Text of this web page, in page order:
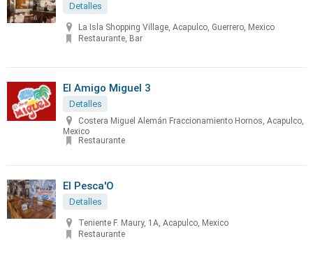
Detalles
La Isla Shopping Village, Acapulco, Guerrero, Mexico
Restaurante, Bar
El Amigo Miguel 3
Detalles
Costera Miguel Alemán Fraccionamiento Hornos, Acapulco,
Mexico
Restaurante
El Pesca'O
Detalles
Teniente F. Maury, 1A, Acapulco, Mexico
Restaurante